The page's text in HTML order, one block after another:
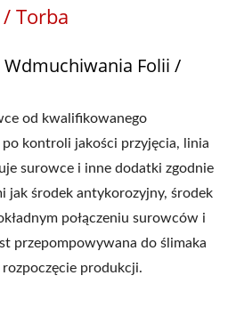
Torba
Folii /
od kwalifikowanego
kontroli jakości przyjęcia, linia
surowce i inne dodatki zgodnie
jak środek antykorozyjny, środek
połączeniu surowców i
przepompowywana do ślimaka
produkcji.